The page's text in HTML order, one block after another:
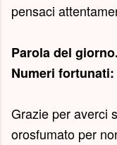
pensaci
Parola del giorno.
Numeri fortunati:
Grazie per averci
orosfumato per